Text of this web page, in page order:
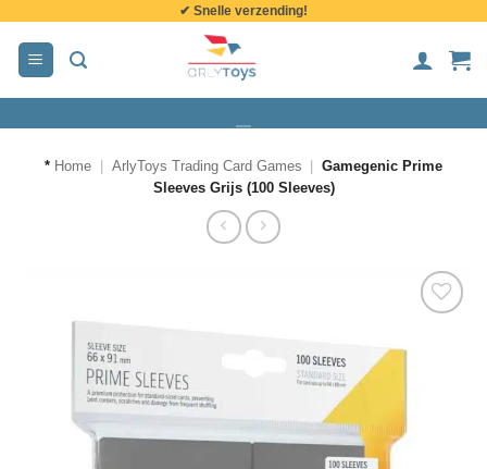
inhoud
✔ Snelle verzending!
* Home ArlyToys Trading Card Games
Gamegenic Prime
Sleeves Grijs (100 Sleeves)